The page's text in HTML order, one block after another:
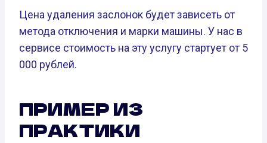
Цена удаления заслонок будет зависеть от
метода отключения и марки машины. У нас в
сервисе стоимость на эту услугу стартует от 5
000 рублей.
ПРИМЕР ИЗ
ПРАКТИКИ